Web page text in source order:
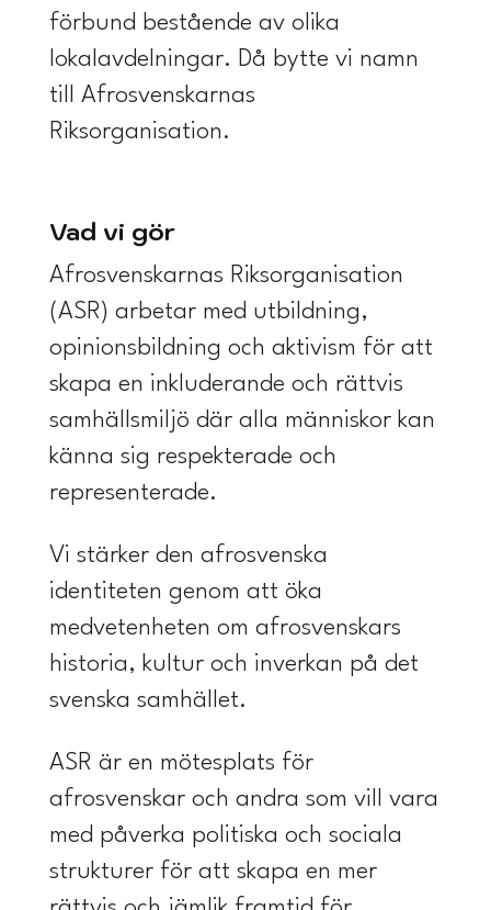
förbund bestående av olika
lokalavdelningar. Då bytte vi namn
till Afrosvenskarnas
Riksorganisation.
Vad vi gör
Afrosvenskarnas Riksorganisation
(ASR) arbetar med utbildning,
opinionsbildning och aktivism för att
skapa en inkluderande och rättvis
samhällsmiljö där alla människor kan
känna sig respekterade och
representerade.
Vi stärker den afrosvenska
identiteten genom att öka
medvetenheten om afrosvenskars
historia, kultur och inverkan på det
svenska samhället.
ASR är en mötesplats för
afrosvenskar och andra som vill vara
med påverka politiska och sociala
strukturer för att skapa en mer